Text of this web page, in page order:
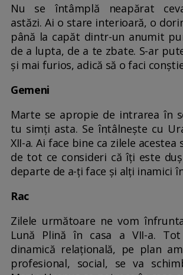
Nu se întâmplă neapărat
astăzi. Ai o stare interioară, o
până la capăt dintr-un anumit
de a lupta, de a te zbate. S-ar
și mai furios, adică să o faci
Gemeni
Marte se apropie de intrarea în
tu simți asta. Se întâlnește cu
XII-a. Ai face bine ca zilele
de tot ce consideri că îți este
departe de a-ți face și alți inamici
Rac
Zilele următoare ne vom
Lună Plină în casa a VII-a.
dinamică relațională, pe plan
profesional, social, se va